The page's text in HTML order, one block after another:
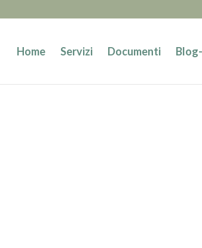
Home Servizi Documenti